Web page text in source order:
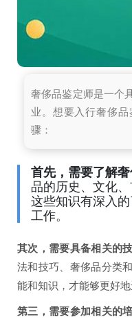
奢侈品鉴定师是一个
业。想要入行奢侈
骤：
首先，需要了解奢
品的历史、文化
这些知识有深入
工作。
其次，需要具备相关的
法和技巧、奢侈品分类
能和知识，才能够更好地
第三，需要参加相关的培